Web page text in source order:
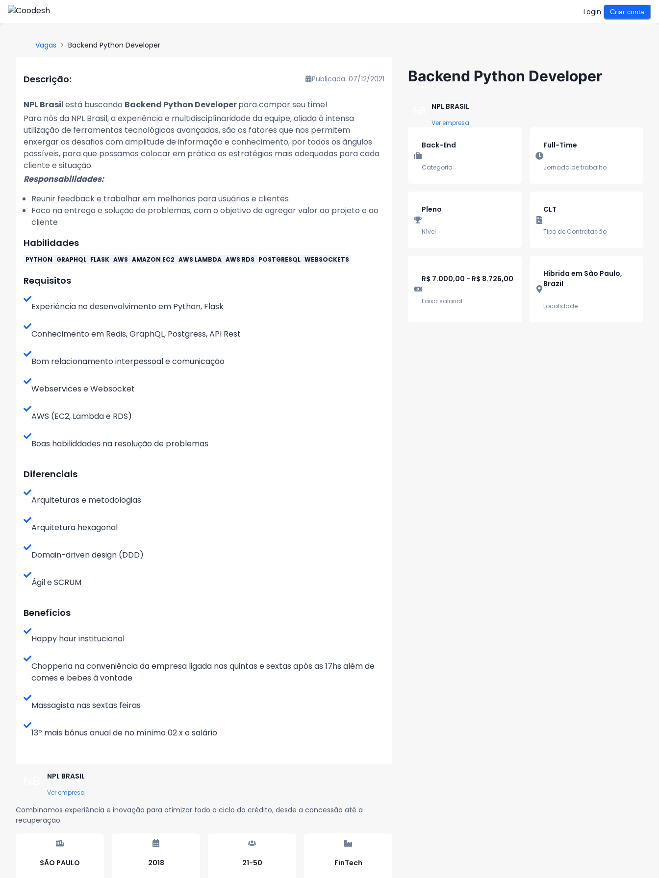
Login Criar conta
Vagas > Backend Python Developer
Descrição: Publicada: 07/12/2021
NPL Brasilestá buscando Backend Python Developerpara compor seu time!
Para nós da NPL Brasil, a experiência e multidisciplinaridade da equipe, aliada à intensa
utilização de ferramentas tecnológicas avançadas, são os fatores que nos permitem
enxergar os desafios com amplitude de informação e conhecimento, por todos os ângulos
possíveis, para que possamos colocar em prática as estratégias mais adequadas para cada
cliente e situação.
Responsabilidades:
Reunir feedback e trabalhar em melhorias para usuários e clientes
Foco na entrega e solução de problemas, com o objetivo de agregar valor ao projeto e ao
cliente
Habilidades
PYTHON GRAPHQL FLASK AWS AMAZON EC2 AWS LAMBDA AWS RDS POSTGRESQL WEBSOCKETS
Requisitos
Experiência no desenvolvimento em Python, Flask
Conhecimento em Redis, GraphQL, Postgress, API Rest
Bom relacionamento interpessoal e comunicação
Webservices e Websocket
AWS (EC2, Lambda e RDS)
Boas habiliddades na resolução de problemas
Diferenciais
Arquiteturas e metodologias
Arquitetura hexagonal
Domain-driven design (DDD)
Ágil e SCRUM
Benefícios
Happy hour institucional
Chopperia na conveniência da empresa ligada nas quintas e sextas após as 17hs além de
comes e bebes à vontade
Massagista nas sextas feiras
13º mais bônus anual de no mínimo 02 x o salário
NPL BRASIL
Ver empresa
Combinamos experiência e inovação para otimizar todo o ciclo do crédito, desde a concessão até a
recuperação.
SÃO PAULO 2018 21-50 FinTech
Backend Python Developer
NPL BRASIL
Ver empresa
Back-End
Categoria
Full-Time
Jornada de trabalho
Pleno
Nível
CLT
Tipo de Contratação
R$ 7.000,00 - R$ 8.726,00
Faixa salarial
Híbrida em São Paulo,
Brazil
Localidade